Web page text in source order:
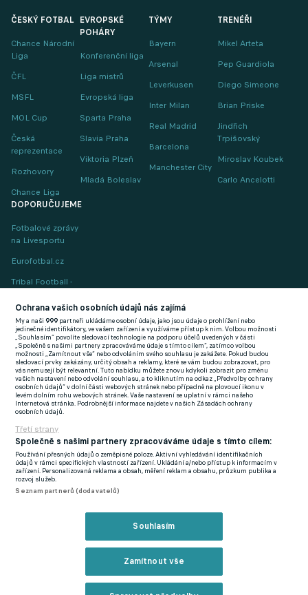
ČESKÝ FOTBAL
Chance Národní
Liga
ČFL
MSFL
MOL Cup
Česká
reprezentace
Rozhovory
Chance Liga
EVROPSKÉ
POHÁRY
Konferenční liga
Liga mistrů
Evropská liga
Sparta Praha
Slavia Praha
Viktoria Plzeň
Mladá Boleslav
TÝMY
Bayern
Arsenal
Leverkusen
Inter Milan
Real Madrid
Barcelona
Manchester City
TRENÉŘI
Mikel Arteta
Pep Guardiola
Diego Simeone
Brian Priske
Jindřich
Trpišovský
Miroslav Koubek
Carlo Ancelotti
DOPORUČUJEME
Fotbalové zprávy
na Livesportu
Eurofotbal.cz
Tribal Football -
(EN)
FlashFutbal (SK)
Tenisportal.cz
Tenisové zprávy
na Livesportu
Podmínky užití
Zásady ochrany osobních údajů
GDPR a žurnalistika
Ochrana vašich osobních údajů nás zajímá
My a naši999 partneři ukládáme osobní údaje, jako jsou údaje o prohlížení nebo
jedinečné identifikátory, ve vašem zařízení a využíváme přístup k nim. Volbou možnosti
„Souhlasím“ povolíte sledovací technologie na podporu účelů uvedených v části
„Společně s našimi partnery zpracováváme údaje s tímto cílem“, zatímco volbou
možnosti „Zamítnout vše“ nebo odvoláním svého souhlasu je zakážete. Pokud budou
sledovací prvky zakázány, určitý obsah a reklamy, které se vám budou zobrazovat, pro
vás nemusejí být relevantní. Tuto nabídku můžete znovu kdykoli zobrazit pro změnu
vašich nastavení nebo odvolání souhlasu, a to kliknutím na odkaz „Předvolby ochrany
osobních údajů“ v dolní části webových stránek nebo případně na plovoucí ikonu v
levém dolním rohu webových stránek. Vaše nastavení se uplatní v rámci našeho
Internetová stránka. Podrobnější informace najdete v našich Zásadách ochrany
osobních údajů.
Třetí strany
Společně s našimi partnery zpracováváme údaje s tímto cílem:
Používání přesných údajů o zeměpisné poloze. Aktivní vyhledávání identifikačních
údajů v rámci specifických vlastností zařízení. Ukládání a/nebo přístup k informacím v
zařízení. Personalizovaná reklama a obsah, měření reklam a obsahu, průzkum publika a
rozvoj služeb.
Seznam partnerů (dodavatelů)
Souhlasím
Zamítnout vše